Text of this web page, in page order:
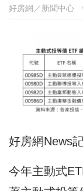
好房網／新聞中心
好房網News
今年主動式